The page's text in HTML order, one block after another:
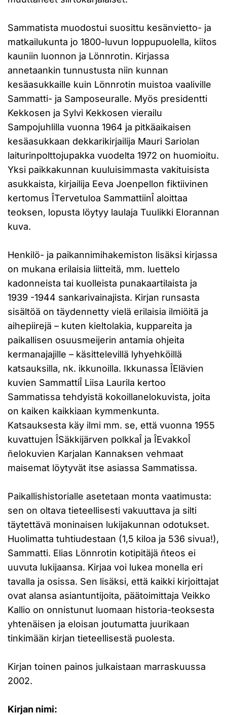
Sammatista muodostui suosittu kesänvietto- ja
matkailukunta jo 1800-luvun loppupuolella, kiitos
kauniin luonnon ja Lönnrotin. Kirjassa
annetaankin tunnustusta niin kunnan
kesäasukkaille kuin Lönnrotin muistoa vaaliville
Sammatti- ja Samposeuralle. Myös presidentti
Kekkosen ja Sylvi Kekkosen vierailu
Sampojuhlilla vuonna 1964 ja pitkäaikaisen
kesäasukkaan dekkarikirjailija Mauri Sariolan
laiturinpolttojupakka vuodelta 1972 on huomioitu.
Yksi paikkakunnan kuuluisimmasta vakituisista
asukkaista, kirjailija Eeva Joenpellon fiktiivinen
kertomus ÎTervetuloa SammattiinÎ aloittaa
teoksen, lopusta löytyy laulaja Tuulikki Elorannan
kuva.
Henkilö- ja paikannimihakemiston lisäksi kirjassa
on mukana erilaisia liitteitä, mm. luettelo
kadonneista tai kuolleista punakaartilaista ja
1939 -1944 sankarivainajista. Kirjan runsasta
sisältöä on täydennetty vielä erilaisia ilmiöitä ja
aihepiirejä – kuten kieltolakia, kuppareita ja
paikallisen osuusmeijerin antamia ohjeita
kermanajajille – käsittelevillä lyhyehköillä
katsauksilla, nk. ikkunoilla. Ikkunassa ÎElävien
kuvien SammattiÎ Liisa Laurila kertoo
Sammatissa tehdyistä kokoillanelokuvista, joita
on kaiken kaikkiaan kymmenkunta.
Katsauksesta käy ilmi mm. se, että vuonna 1955
kuvattujen ÎSäkkijärven polkkaÎ ja ÎEvakkoÎ
ñelokuvien Karjalan Kannaksen vehmaat
maisemat löytyvät itse asiassa Sammatissa.
Paikallishistorialle asetetaan monta vaatimusta:
sen on oltava tieteellisesti vakuuttava ja silti
täytettävä moninaisen lukijakunnan odotukset.
Huolimatta tuhtiudestaan (1,5 kiloa ja 536 sivua!),
Sammatti. Elias Lönnrotin kotipitäjä ñteos ei
uuvuta lukijaansa. Kirjaa voi lukea monella eri
tavalla ja osissa. Sen lisäksi, että kaikki kirjoittajat
ovat alansa asiantuntijoita, päätoimittaja Veikko
Kallio on onnistunut luomaan historia-teoksesta
yhtenäisen ja eloisan joutumatta juurikaan
tinkimään kirjan tieteellisestä puolesta.
Kirjan toinen painos julkaistaan marraskuussa
2002.
Kirjan nimi: